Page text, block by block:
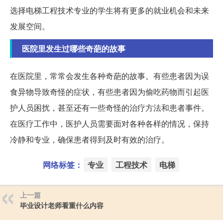
选择电梯工程技术专业的学生将有更多的就业机会和未来
发展空间。
医院里发生过哪些奇葩的故事
在医院里，常常会发生各种奇葩的故事。有些患者因为误
食异物导致奇怪的症状，有些患者因为偷吃药物而引起医
护人员困扰，甚至还有一些奇怪的治疗方法和患者事件。
在医疗工作中，医护人员需要面对各种各样的情况，保持
冷静和专业，确保患者得到及时有效的治疗。
网络标签： 专业 工程技术 电梯
上一篇
毕业设计老师看重什么内容